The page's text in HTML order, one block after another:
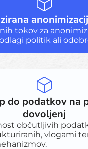
tokov za
politik ali
do podatkov na
dovoljenj
občutljivih
vlogami